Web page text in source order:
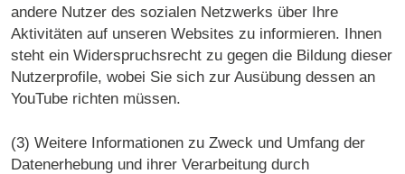
andere Nutzer des sozialen Netzwerks über Ihre
Aktivitäten auf unseren Websites zu informieren. Ihnen
steht ein Widerspruchsrecht zu gegen die Bildung dieser
Nutzerprofile, wobei Sie sich zur Ausübung dessen an
YouTube richten müssen.
(3) Weitere Informationen zu Zweck und Umfang der
Datenerhebung und ihrer Verarbeitung durch